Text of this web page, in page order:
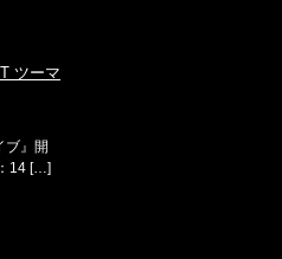
ツーマ
ブ』開
14 […]